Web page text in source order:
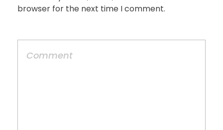
browser for the next time I comment.